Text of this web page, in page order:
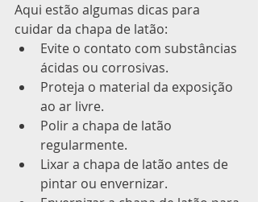
Aqui estão algumas dicas para
cuidar da chapa de latão:
Evite o contato com substâncias
ácidas ou corrosivas.
Proteja o material da exposição
ao ar livre.
Polir a chapa de latão
regularmente.
Lixar a chapa de latão antes de
pintar ou envernizar.